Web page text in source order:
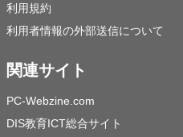
利用規約
利用者情報の外部送信について
関連サイト
PC-Webzine.com
DIS教育ICT総合サイト